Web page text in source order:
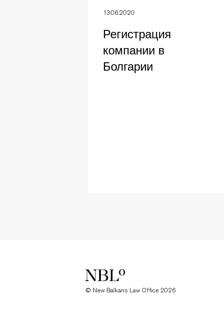
13.06.2020
Регистрация
компании в
Болгарии
New Balkans Law Office
© New Balkans Law Office 2026